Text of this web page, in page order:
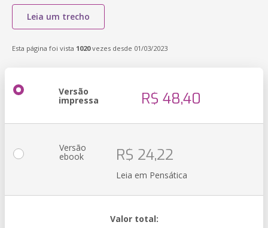
Leia um trecho
Esta página foi vista 1020vezes desde 01/03/2023
Versão
impressa R$ 48,40
Versão
ebook R$ 24,22
Leia em Pensática
Valor total: